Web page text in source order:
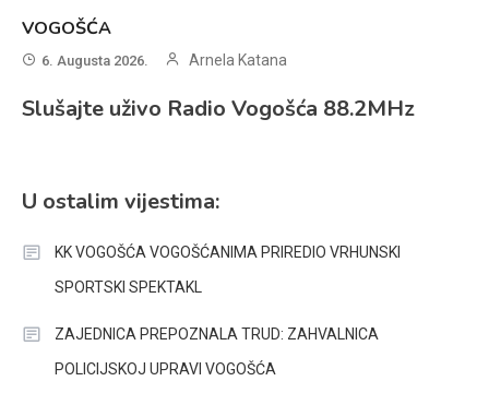
VOGOŠĆA
6. Augusta 2026. Arnela Katana
Slušajte uživo Radio Vogošća 88.2MHz
U ostalim vijestima:
KK VOGOŠĆA VOGOŠĆANIMA PRIREDIO VRHUNSKI
SPORTSKI SPEKTAKL
ZAJEDNICA PREPOZNALA TRUD: ZAHVALNICA
POLICIJSKOJ UPRAVI VOGOŠĆA